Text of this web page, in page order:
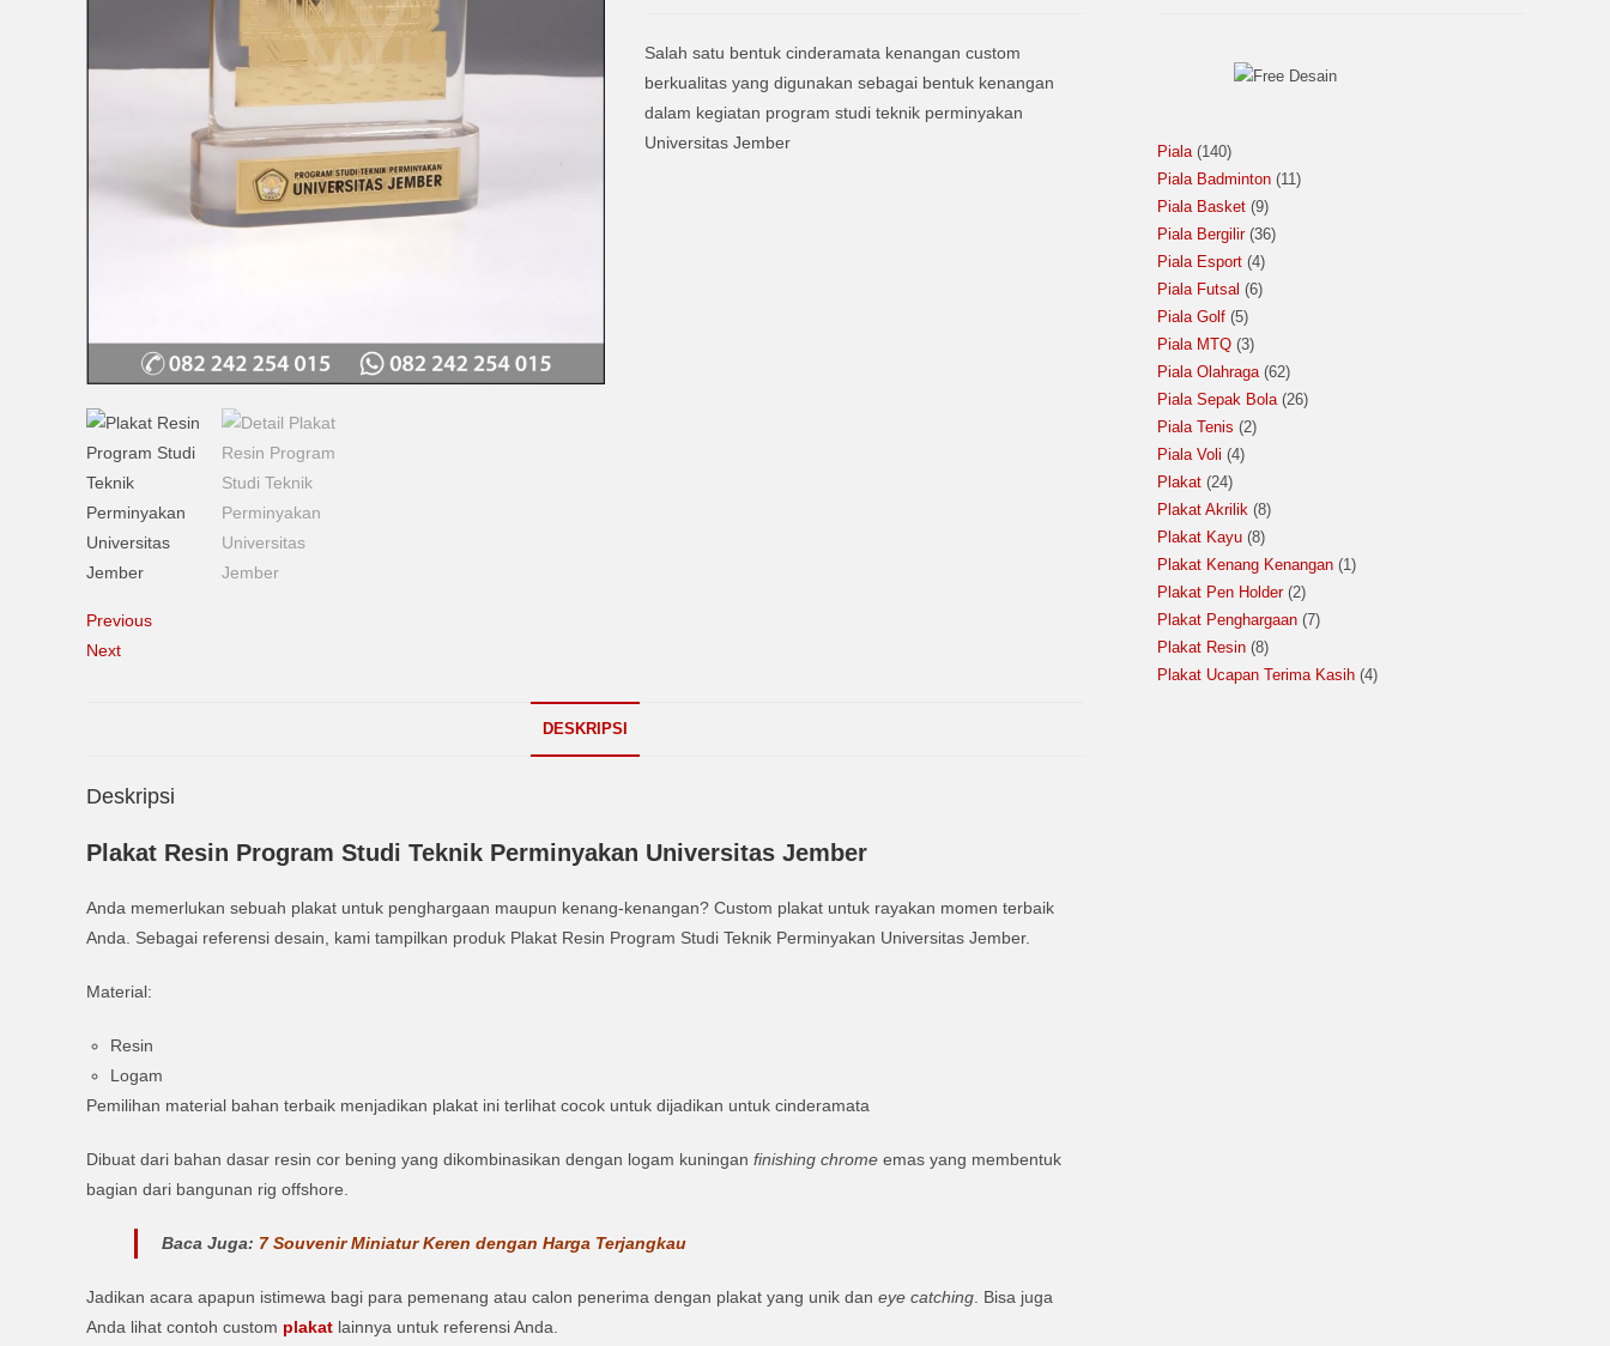
Previous
Next
Salah satu bentuk cinderamata kenangan custom
berkualitas yang digunakan sebagai bentuk kenangan
dalam kegiatan program studi teknik perminyakan
Universitas Jember
DESKRIPSI
Deskripsi
Plakat Resin Program Studi Teknik Perminyakan Universitas Jember
Anda memerlukan sebuah plakat untuk penghargaan maupun kenang-kenangan? Custom plakat untuk rayakan momen terbaik
Anda. Sebagai referensi desain, kami tampilkan produk Plakat Resin Program Studi Teknik Perminyakan Universitas Jember.
Material:
Resin
Logam
Pemilihan material bahan terbaik menjadikan plakat ini terlihat cocok untuk dijadikan untuk cinderamata
Dibuat dari bahan dasar resin cor bening yang dikombinasikan dengan logam kuningan finishing chrome emas yang membentuk
bagian dari bangunan rig offshore.
Baca Juga: 7 Souvenir Miniatur Keren dengan Harga Terjangkau
Jadikan acara apapun istimewa bagi para pemenang atau calon penerima dengan plakat yang unik dan eye catching . Bisa juga
Anda lihat contoh custom plakat lainnya untuk referensi Anda.
Piala 140
Piala Badminton 11
Piala Basket 9
Piala Bergilir 36
Piala Esport 4
Piala Futsal
6
Piala Golf 5
Piala MTQ 3
Piala Olahraga 62
Piala Sepak Bola 26
Piala Tenis 2
Piala Voli 4
Plakat 24
Plakat Akrilik 8
Plakat Kayu 8
Plakat Kenang Kenangan 1
Plakat Pen Holder 2
Plakat Penghargaan 7
Plakat Resin 8
Plakat Ucapan Terima Kasih 4